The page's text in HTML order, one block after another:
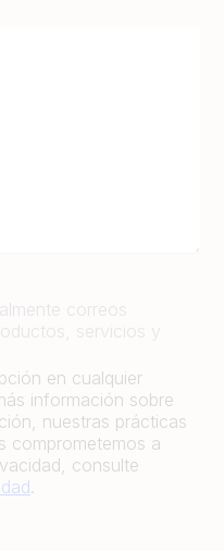
correos
servicios y
en cualquier
información sobre
nuestras prácticas
comprometemos a
consulte
.